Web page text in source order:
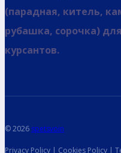
(парадная, китель,
рубашка, сорочка)
курсантов.
© 2026 spetsvoin
Privacy Policy | Cookies Policy |